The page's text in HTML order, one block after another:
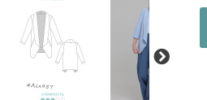
Next